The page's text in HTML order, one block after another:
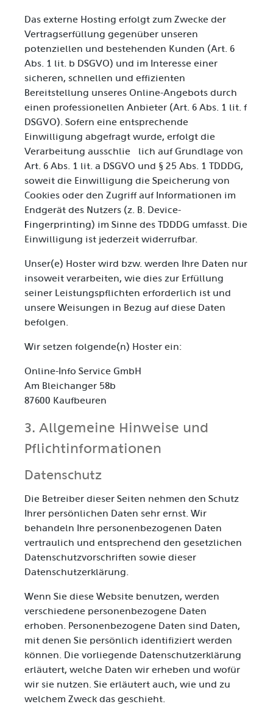
Das externe Hosting erfolgt zum Zwecke der
Vertragserfüllung gegenüber unseren
potenziellen und bestehenden Kunden (Art. 6
Abs. 1 lit. b DSGVO) und im Interesse einer
sicheren, schnellen und effizienten
Bereitstellung unseres Online-Angebots durch
einen professionellen Anbieter (Art. 6 Abs. 1 lit. f
DSGVO). Sofern eine entsprechende
Einwilligung abgefragt wurde, erfolgt die
Verarbeitung ausschließlich auf Grundlage von
Art. 6 Abs. 1 lit. a DSGVO und § 25 Abs. 1 TDDDG,
soweit die Einwilligung die Speicherung von
Cookies oder den Zugriff auf Informationen im
Endgerät des Nutzers (z. B. Device-
Fingerprinting) im Sinne des TDDDG umfasst. Die
Einwilligung ist jederzeit widerrufbar.
Unser(e) Hoster wird bzw. werden Ihre Daten nur
insoweit verarbeiten, wie dies zur Erfüllung
seiner Leistungspflichten erforderlich ist und
unsere Weisungen in Bezug auf diese Daten
befolgen.
Wir setzen folgende(n) Hoster ein:
Online-Info Service GmbH
Am Bleichanger 58b
87600 Kaufbeuren
3. Allgemeine Hinweise und
Pflicht­informationen
Datenschutz
Die Betreiber dieser Seiten nehmen den Schutz
Ihrer persönlichen Daten sehr ernst. Wir
behandeln Ihre personenbezogenen Daten
vertraulich und entsprechend den gesetzlichen
Datenschutzvorschriften sowie dieser
Datenschutzerklärung.
Wenn Sie diese Website benutzen, werden
verschiedene personenbezogene Daten
erhoben. Personenbezogene Daten sind Daten,
mit denen Sie persönlich identifiziert werden
können. Die vorliegende Datenschutzerklärung
erläutert, welche Daten wir erheben und wofür
wir sie nutzen. Sie erläutert auch, wie und zu
welchem Zweck das geschieht.